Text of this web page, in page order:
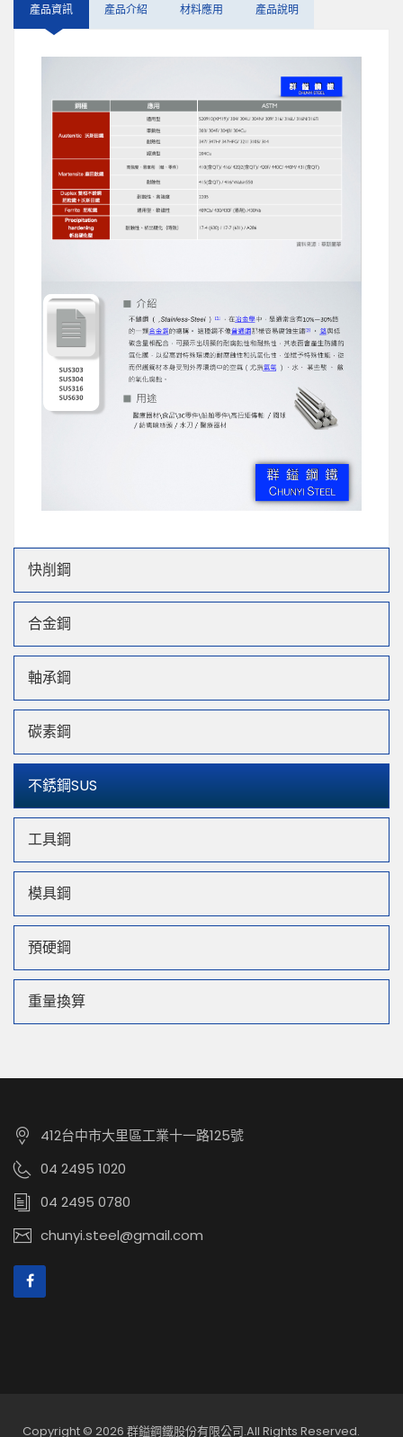
產品資訊 產品介紹 材料應用 產品說明
快削鋼
合金鋼
軸承鋼
碳素鋼
不銹鋼SUS
工具鋼
模具鋼
預硬鋼
重量換算
412台中市大里區工業十一路125號
04 2495 1020
04 2495 0780
chunyi.steel@gmail.com
Copyright © 2026 群鎰鋼鐵股份有限公司.All Rights Reserved.